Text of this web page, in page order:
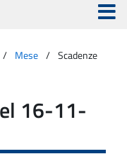
Apri
menu
Mese
Scadenze
16-11-